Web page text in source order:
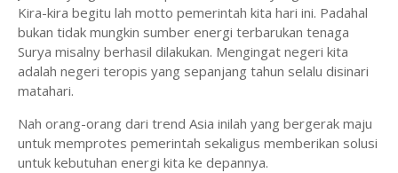
Kira-kira begitu lah motto pemerintah kita hari ini. Padahal
bukan tidak mungkin sumber energi terbarukan tenaga
Surya misalny berhasil dilakukan. Mengingat negeri kita
adalah negeri teropis yang sepanjang tahun selalu disinari
matahari.
Nah orang-orang dari trend Asia inilah yang bergerak maju
untuk memprotes pemerintah sekaligus memberikan solusi
untuk kebutuhan energi kita ke depannya.